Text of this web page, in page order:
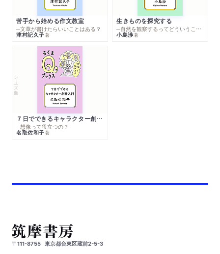
苦手から始める作文教室
─文章が書けたらいいことはある？
津村記久子著
生きものを探究する
─自然を観察するってどういうこと？
小島渉著
シリーズ・全集
７日でできるキャラクター創作入門
─想像って役立つの？
名取佐和子著
〒111-8755 東京都台東区蔵前2-5-3